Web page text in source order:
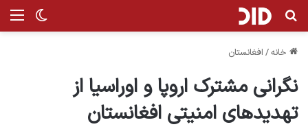
تغییر جستجو برای
خانه/ افغانستان
نگرانی مشترک اروپا و اوراسیا از
تهدیدهای امنیتی افغانستان